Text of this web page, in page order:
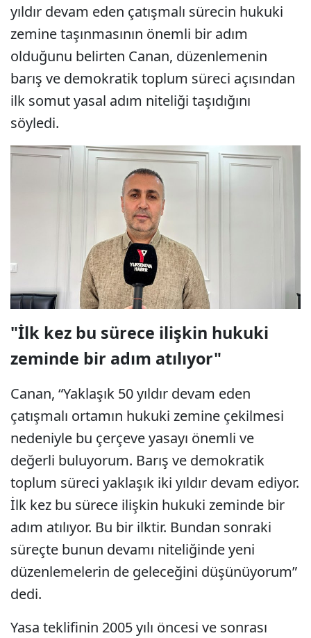
yıldır devam eden çatışmalı sürecin hukuki
zemine taşınmasının önemli bir adım
olduğunu belirten Canan, düzenlemenin
barış ve demokratik toplum süreci açısından
ilk somut yasal adım niteliği taşıdığını
söyledi.
"İlk kez bu sürece ilişkin hukuki
zeminde bir adım atılıyor"
Canan, “Yaklaşık 50 yıldır devam eden
çatışmalı ortamın hukuki zemine çekilmesi
nedeniyle bu çerçeve yasayı önemli ve
değerli buluyorum. Barış ve demokratik
toplum süreci yaklaşık iki yıldır devam ediyor.
İlk kez bu sürece ilişkin hukuki zeminde bir
adım atılıyor. Bu bir ilktir. Bundan sonraki
süreçte bunun devamı niteliğinde yeni
düzenlemelerin de geleceğini düşünüyorum”
dedi.
Yasa teklifinin 2005 yılı öncesi ve sonrası